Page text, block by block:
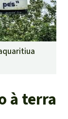
à terra